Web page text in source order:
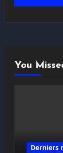
You
Derniers